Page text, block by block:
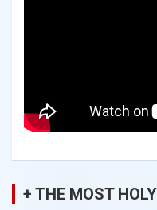
+ THE MOST